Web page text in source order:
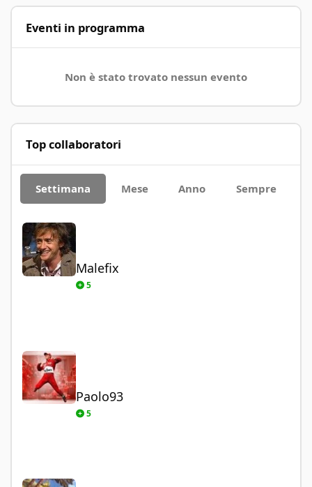
Eventi in programma
Non è stato trovato nessun evento
Top collaboratori
Settimana Mese Anno Sempre
Malefix
5
Paolo93
5
sundance76